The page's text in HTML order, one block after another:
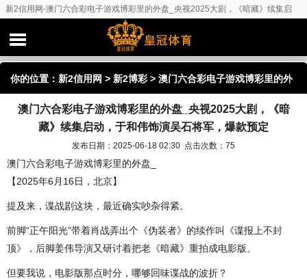
新2信用网-澳门六合彩电子游戏博彩里的外盘_央视2025大剧，《暗藏》续集启
动，于和伟饰演吴石将军，爆款预定
你的位置： 新2信用网 > 新2博彩 > 澳门六合彩电子游戏博彩里的外
盘_央视2025大剧，《暗藏》续集启动，于和伟饰演吴石将军，爆款
澳门六合彩电子游戏博彩里的外盘_央视2025大剧，《暗
藏》续集启动，于和伟饰演吴石将军，爆款预定
发布日期：2025-06-18 02:30 点击次数：75
澳门六合彩电子游戏博彩里的外盘_
【2025年6月16日，北京】
提及来，谍战剧这块，最近确实吵杂得紧。
前脚“正午阳光”带着肖战弄出个《伪装者》的续作叫《谍报上不封
顶》，后脚姜伟导演又研讨着把老《暗藏》重拍成电影版。
但要我说，电影版那点时分，哪够回味谍战的波折？